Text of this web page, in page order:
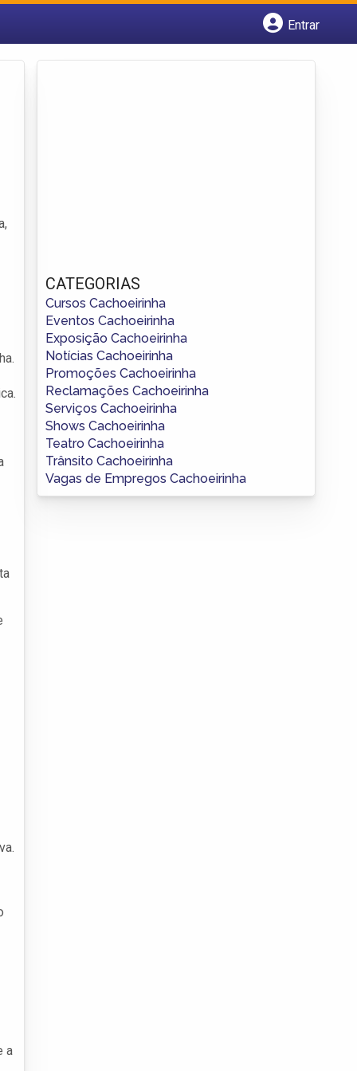
Entrar
a
CATEGORIAS
Cursos Cachoeirinha
Eventos Cachoeirinha
Exposição Cachoeirinha
Notícias Cachoeirinha
Promoções Cachoeirinha
Reclamações Cachoeirinha
Serviços Cachoeirinha
Shows Cachoeirinha
Teatro Cachoeirinha
Trânsito Cachoeirinha
Vagas de Empregos Cachoeirinha